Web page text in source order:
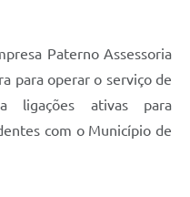
Paterno Assessoria
para operar o serviço de
ligações ativas para
com o Município de